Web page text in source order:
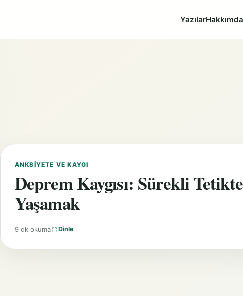
YazılarHakkımda
ANKSIYETE VE KAYGI
Deprem Kaygısı: Sürekli Tetikte
Yaşamak
9 dk okuma Dinle